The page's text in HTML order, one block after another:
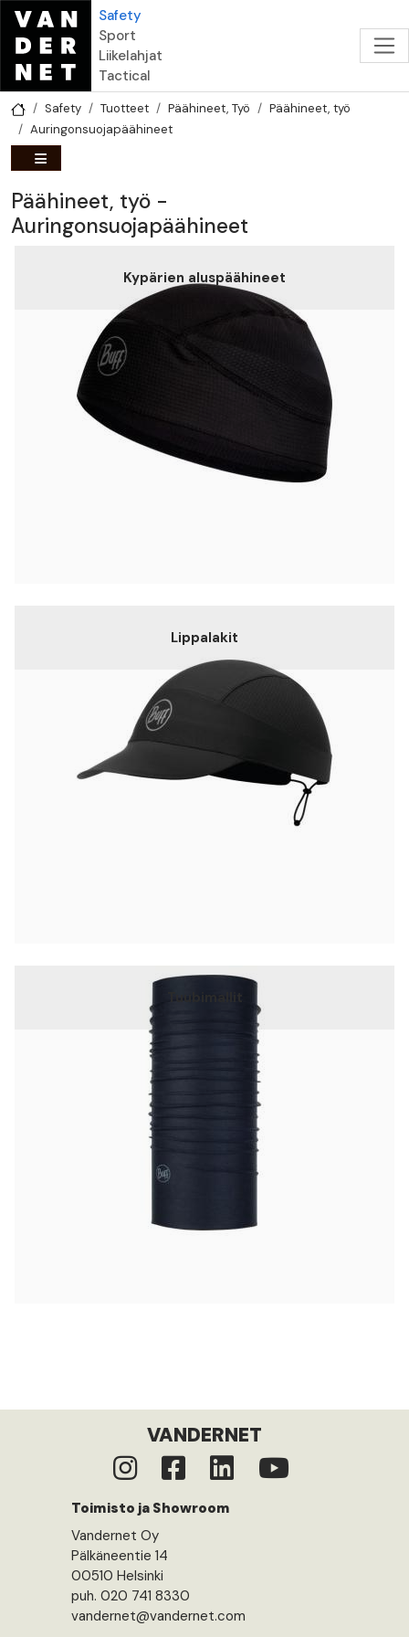
Hyppää pääsisältöön
Safety
Sport
Liikelahjat
Tactical
Safety Tuotteet Päähineet, Työ
Päähineet, työ
Auringonsuojapäähineet
Päähineet, työ -
Auringonsuojapäähineet
Kypärien aluspäähineet
Lippalakit
VANDERNET
Toimisto ja Showroom
Vandernet Oy
Pälkäneentie 14
00510 Helsinki
puh. 020 741 8330
vandernet@vandernet.com